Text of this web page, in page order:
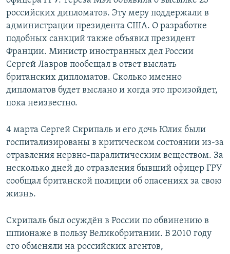
российских дипломатов. Эту меру поддержали в
администрации президента США. О разработке
подобных санкций также объявил президент
Франции. Министр иностранных дел России
Сергей Лавров пообещал в ответ выслать
британских дипломатов. Сколько именно
дипломатов будет выслано и когда это произойдет,
пока неизвестно.
4 марта Сергей Скрипаль и его дочь Юлия были
госпитализированы в критическом состоянии из-за
отравления нервно-паралитическим веществом. За
несколько дней до отравления бывший офицер ГРУ
сообщал британской полиции об опасениях за свою
жизнь.
Скрипаль был осуждён в России по обвинению в
шпионаже в пользу Великобритании. В 2010 году
его обменяли на российских агентов,